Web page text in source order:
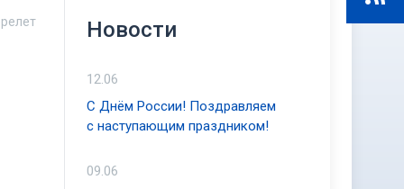
Новости
12.06
С Днём России! Поздравляем
с наступающим праздником!
09.06